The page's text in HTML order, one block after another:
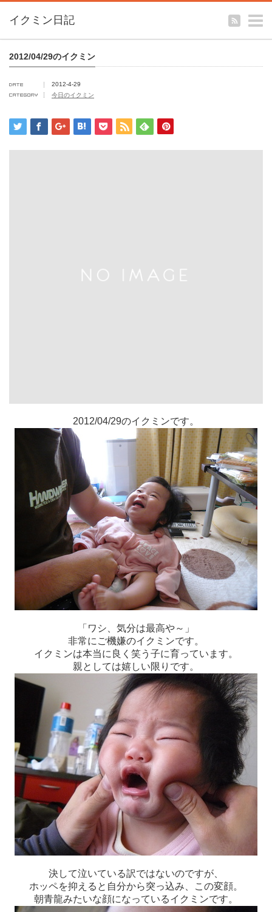
イクミン日記
2012/04/29のイクミン
2012-4-29
今日のイクミン
2012/04/29のイクミンです。
「ワシ、気分は最高や～」
非常にご機嫌のイクミンです。
イクミンは本当に良く笑う子に育っています。
親としては嬉しい限りです。
決して泣いている訳ではないのですが、
ホッペを抑えると自分から突っ込み、この変顔。
朝青龍みたいな顔になっているイクミンです。